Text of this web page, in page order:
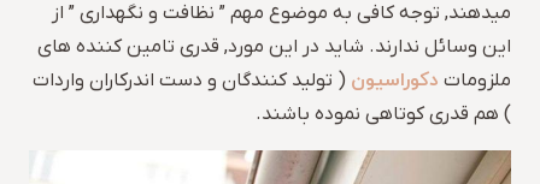
میدهند, توجه کافی به موضوع مهم ” نظافت و نگهداری ” از
این وسائل ندارند. شاید در این مورد, قدری تامین کننده های
ملزومات دکوراسیون ( تولید کنندگان و دست اندرکاران واردات
) هم قدری کوتاهی نموده باشند.